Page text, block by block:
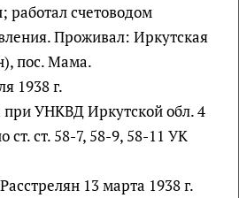
работал счетоводом
Проживал: Иркутская
пос. Мама.
1938 г.
УНКВД Иркутской обл. 4
ст. ст. 58-7, 58-9, 58-11 УК
13 марта 1938 г.